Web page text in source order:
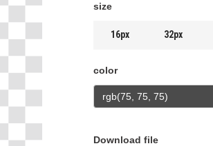
size
16px 32px
color
Download file